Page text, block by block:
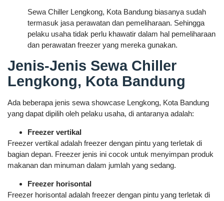
Sewa Chiller Lengkong, Kota Bandung biasanya sudah
termasuk jasa perawatan dan pemeliharaan. Sehingga
pelaku usaha tidak perlu khawatir dalam hal pemeliharaan
dan perawatan freezer yang mereka gunakan.
Jenis-Jenis Sewa Chiller
Lengkong, Kota Bandung
Ada beberapa jenis sewa showcase Lengkong, Kota Bandung
yang dapat dipilih oleh pelaku usaha, di antaranya adalah:
Freezer vertikal
Freezer vertikal adalah freezer dengan pintu yang terletak di
bagian depan. Freezer jenis ini cocok untuk menyimpan produk
makanan dan minuman dalam jumlah yang sedang.
Freezer horisontal
Freezer horisontal adalah freezer dengan pintu yang terletak di